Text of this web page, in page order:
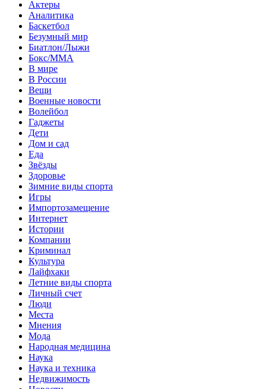
Актеры
Аналитика
Баскетбол
Безумный мир
Биатлон/Лыжи
Бокс/MMA
В мире
В России
Вещи
Военные новости
Волейбол
Гаджеты
Дети
Дом и сад
Еда
Звёзды
Здоровье
Зимние виды спорта
Игры
Импортозамещение
Интернет
Истории
Компании
Криминал
Культура
Лайфхаки
Летние виды спорта
Личный счет
Люди
Места
Мнения
Мода
Народная медицина
Наука
Наука и техника
Недвижимость